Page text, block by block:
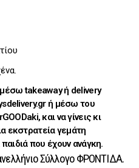
takeaway ή delivery
ή μέσω του
και να γίνεις κι
εκστρατεία γεμάτη
που έχουν ανάγκη.
Σύλλογο ΦΡΟΝΤΙΔΑ.